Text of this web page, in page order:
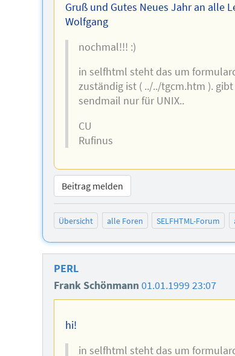
Gruß und Gutes Neues Jahr an alle
Wolfgang
nochmal!!! :)
in selfhtml steht das um
zuständig ist ( ../../tgcm.htm ).
sendmail nur für UNIX..
CU
Rufinus
Beitrag melden
Übersicht alle Foren SELFHTML-Forum
PERL
Frank Schönmann01.01.1999 23:07
hi!
in selfhtml steht das um